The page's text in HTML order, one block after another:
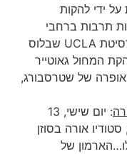
ידי להקות
תרבות ברחבי
העולם. עבודותיו עלו בין היתר באוניברסיטת UCLA שבלוס
המחול גאוטייר
של שטרסבורג,
: יום שישי, 13
10:30, ובשעה 12:30, סטודיו אורה בסוזן
של